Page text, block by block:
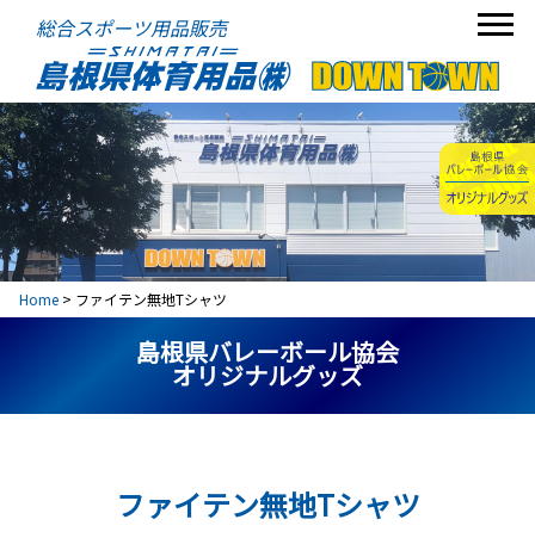
総合スポーツ用品販売
Home > ファイテン無地Tシャツ
島根県バレーボール協会
オリジナルグッズ
ファイテン無地Tシャツ